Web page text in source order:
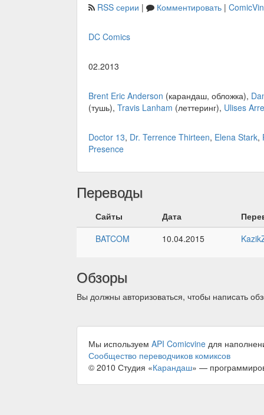
RSS серии | Комментировать |
DC Comics
02.2013
Brent Eric Anderson (карандаш, обложка),
(тушь), Travis Lanham (леттеринг), Ulises
Doctor 13, Dr. Terrence Thirteen, Elena Stark,
Presence
Переводы
Сайты Дата
BATCOM
10.04.2015
Обзоры
Вы должны авторизоваться, чтобы написать
Мы используем API Comicvine для
Сообщество переводчиков комиксов
© 2010 Студия «Карандаш» —